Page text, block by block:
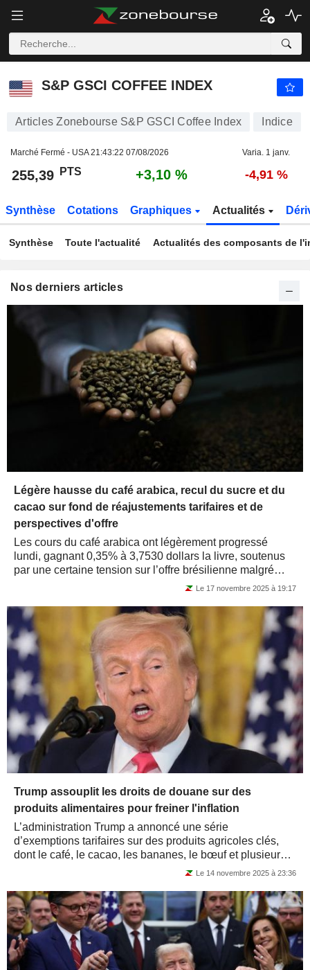
S&P GSCI COFFEE INDEX
S&P GSCI COFFEE INDEX
Articles Zonebourse S&P GSCI Coffee Index Indice
Marché Fermé - USA21:43:22 07/08/2026 Varia. 1 janv.
255,39 PTS +3,10 % -4,91 %
Synthèse Cotations Graphiques Actualités
Synthèse Toute l'actualité Actualités des composants de
Nos derniers articles
Légère hausse du café arabica, recul du sucre et du
cacao sur fond de réajustements tarifaires et de
perspectives d'offre
Les cours du café arabica ont légèrement progressé
lundi, gagnant 0,35% à 3,7530 dollars la livre, soutenus
par une certaine tension sur l’offre brésilienne malgré
Le 17 novembre 2025 à 19:17
Trump assouplit les droits de douane sur des
produits alimentaires pour freiner l'inflation
L’administration Trump a annoncé une série
d’exemptions tarifaires sur des produits agricoles clés,
dont le café, le cacao, les bananes, le bœuf et plusieurs
Le 14 novembre 2025 à 23:36